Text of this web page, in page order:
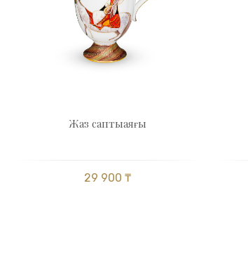
Жаз саптыаяғы
29 900 ₸